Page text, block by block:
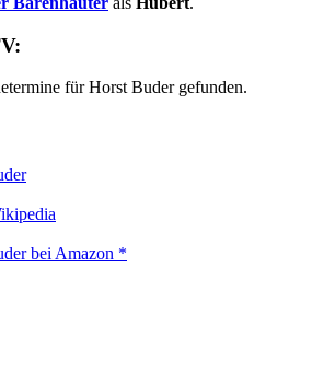
für Horst Buder gefunden.
bei Amazon *